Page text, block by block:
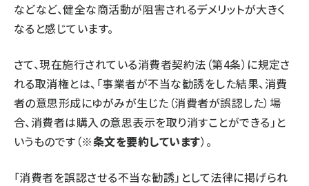
などなど、健全な商活動が阻害されるデメリットが大きく
なると感じています。
さて、現在施行されている消費者契約法（第4条） に規定さ
れる取消権とは、「事業者が不当な勧誘をした結果、消費
者の意思形成にゆがみが生じた（消費者が誤認した）場
合、消費者は購入の意思表示を取り消すことができる」と
いうものです（※条文を要約しています）。
「消費者を誤認させる不当な勧誘」として法律に掲げられ